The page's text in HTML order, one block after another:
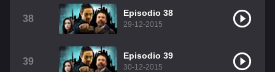
38
Episodio 38
29-12-2015
39
Episodio 39
30-12-2015